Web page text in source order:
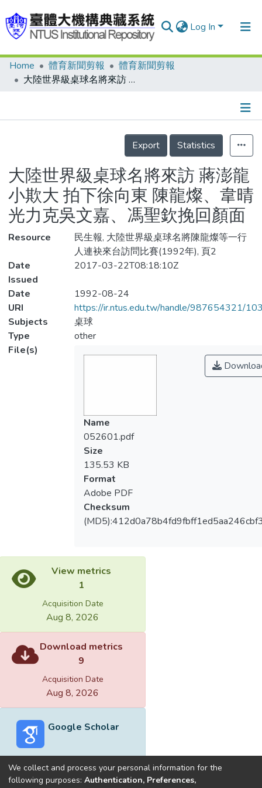
Log In
Communities & Collections
Statistics
Home 體育新聞剪報
體育新聞剪報
大陸世界級桌球名將來訪 蔣澎龍小欺大 拍下徐向東 陳龍燦、韋晴光力克吳文嘉、馮聖欽挽回顏面
Details
Export
Statistics
大陸世界級桌球名將來訪 蔣澎龍
小欺大 拍下徐向東 陳龍燦、韋晴
光力克吳文嘉、馮聖欽挽回顏面
Resource
民生報, 大陸世界級桌球名將陳龍燦等一行
人連袂來台訪問比賽(1992年), 頁2
Date
Issued
2017-03-22T08:18:10Z
Date
1992-08-24
URI
https://ir.ntus.edu.tw/handle/987654321/
Subjects
桌球
Type
other
File(s)
Name
052601.pdf
Size
135.53 KB
Format
Adobe PDF
Checksum
View metrics
1
Acquisition Date
Aug 8, 2026
Download metrics
9
Acquisition Date
Aug 8, 2026
Google Scholar
We collect and process your personal information for the
following purposes: Authentication, Preferences,